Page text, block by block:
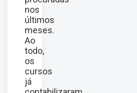
nos
últimos
meses.
Ao
todo,
os
cursos
já